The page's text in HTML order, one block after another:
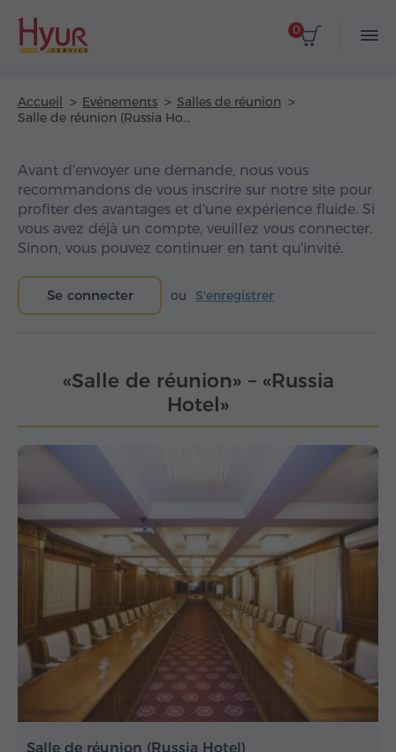
0
Accueil Evénements
Salles de réunion
Salle de réunion (Russia Hotel)
Avant d'envoyer une demande, nous vous
recommandons de vous inscrire sur notre site pour
profiter des avantages et d'une expérience fluide. Si
vous avez déjà un compte, veuillez vous connecter.
Sinon, vous pouvez continuer en tant qu'invité.
Se connecter ou S'enregistrer
«Salle de réunion» – «Russia
Hotel»
Salle de réunion (Russia Hotel)